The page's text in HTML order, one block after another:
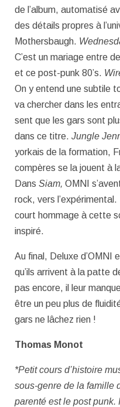
de l’album, automatisé
des détails propres à
Mothersbaugh.
C’est un mariage entre
et ce post-punk 80’s.
On y entend une subtile
va chercher dans les
sent que les gars sont
dans ce titre. Jungle
yorkais de la formation,
compères se la jouent à
Dans Siam, OMNI
rock, vers l’expérimental.
court hommage à cette
inspiré.
Au final, Deluxe d’OMNI
qu’ils arrivent à la patte
pas encore, il leur
être un peu plus de
gars ne lâchez rien !
Thomas Monot
*Petit cours d’histoire
sous-genre de la famille
parenté est le post punk.